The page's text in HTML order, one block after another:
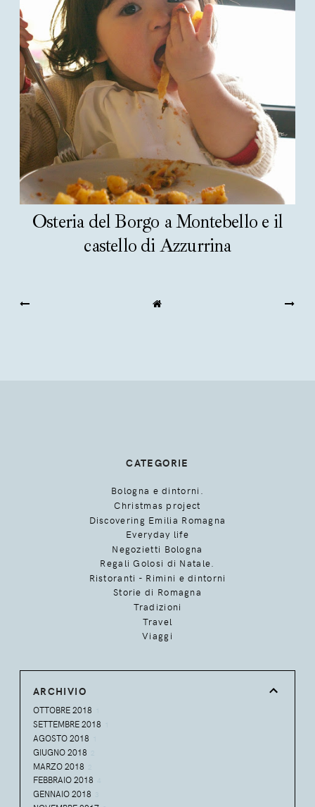
Osteria del Borgo a Montebello e il
castello di Azzurrina
CATEGORIE
Bologna e dintorni.
Christmas project
Discovering Emilia Romagna
Everyday life
Negozietti Bologna
Regali Golosi di Natale.
Ristoranti - Rimini e dintorni
Storie di Romagna
Tradizioni
Travel
Viaggi
ARCHIVIO
OTTOBRE 2018
SETTEMBRE 2018
AGOSTO 2018
GIUGNO 2018
MARZO 2018
FEBBRAIO 2018
GENNAIO 2018